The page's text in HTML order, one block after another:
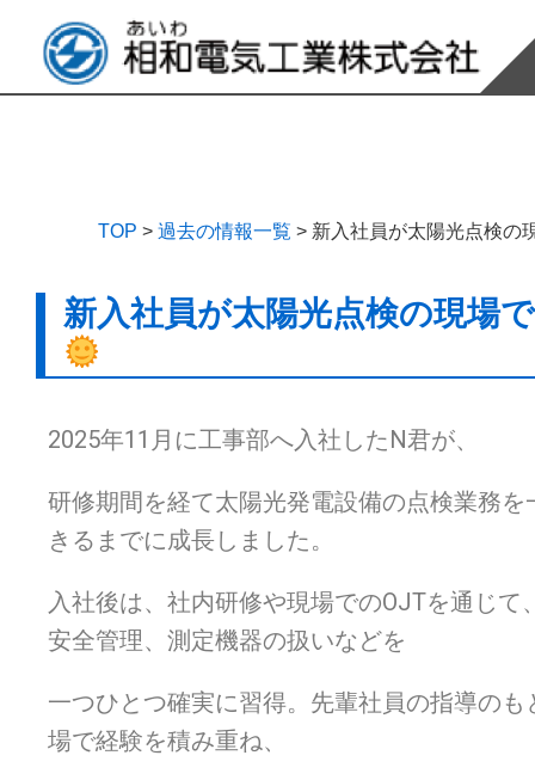
TOP > 過去の情報一覧 > 新入社員が太陽光点検の
新入社員が太陽光点検の現場
2025年11月に工事部へ入社したN君が、
研修期間を経て太陽光発電設備の点検業務を
きるまでに成長しました。
入社後は、社内研修や現場でのOJTを通じて
安全管理、測定機器の扱いなどを
一つひとつ確実に習得。先輩社員の指導のも
場で経験を積み重ね、